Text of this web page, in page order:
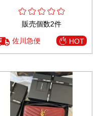
販売個数2件
佐川急便 HOT